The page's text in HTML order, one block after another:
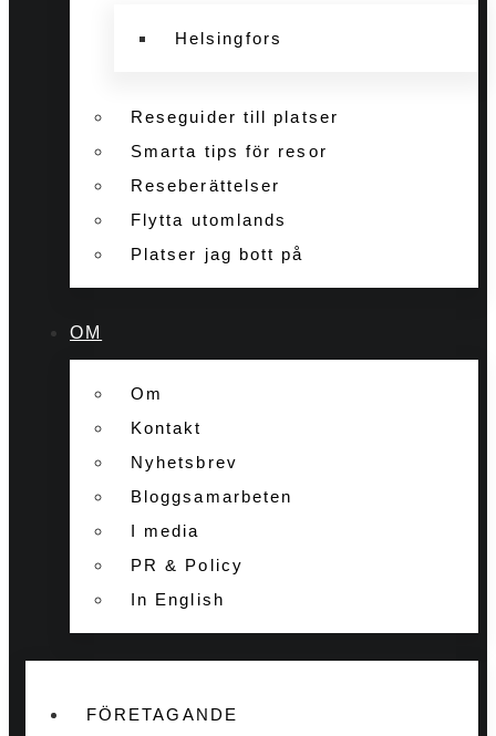
Helsingfors
Reseguider till platser
Smarta tips för resor
Reseberättelser
Flytta utomlands
Platser jag bott på
OM
Om
Kontakt
Nyhetsbrev
Bloggsamarbeten
I media
PR & Policy
In English
FÖRETAGANDE